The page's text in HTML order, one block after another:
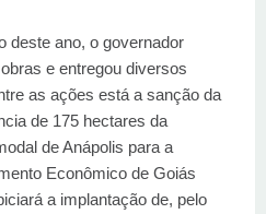
deste ano, o governador
e entregou diversos
as ações está a sanção da
de 175 hectares da
de Anápolis para a
Econômico de Goiás
a implantação de, pelo